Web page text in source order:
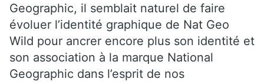
Geographic, il semblait naturel de faire
évoluer l’identité graphique de Nat Geo
Wild pour ancrer encore plus son identité et
son association à la marque National
Geographic dans l’esprit de nos